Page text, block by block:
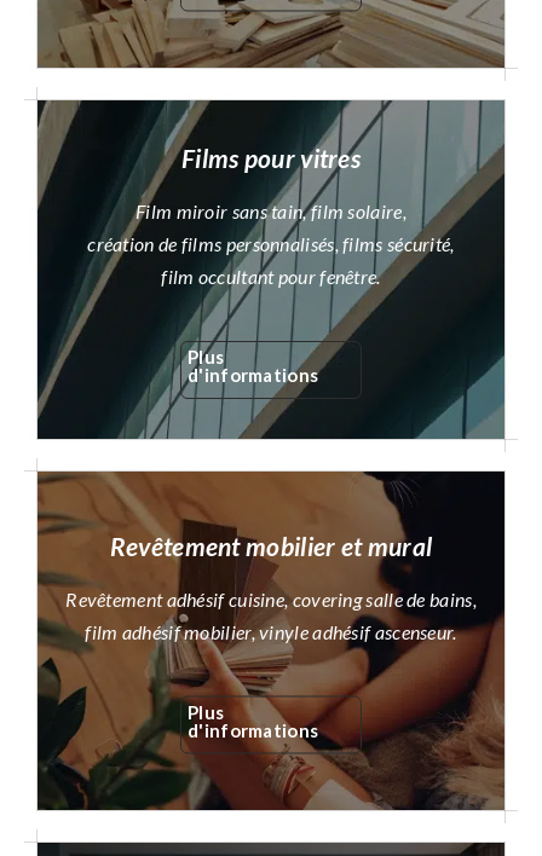
Films pour vitres
Film miroir sans tain, film solaire,
création de films personnalisés, films sécurité,
film occultant pour fenêtre.
Plus
d'informations
Revêtement mobilier et mural
Revêtement adhésif cuisine, covering salle de bains,
film adhésif mobilier, vinyle adhésif ascenseur.
Plus
d'informations